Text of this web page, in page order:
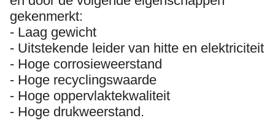
gekenmerkt:
- Laag gewicht
- Uitstekende leider van hitte en elektriciteit
- Hoge corrosieweerstand
- Hoge recyclingswaarde
- Hoge oppervlaktekwaliteit
- Hoge drukweerstand.